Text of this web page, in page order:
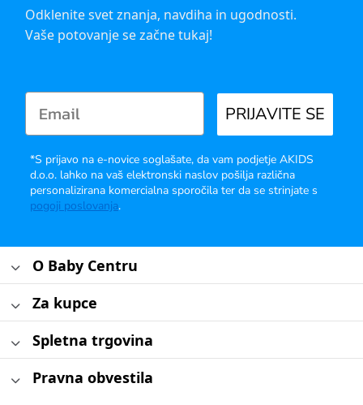
Odklenite svet znanja, navdiha in ugodnosti.
Vaše potovanje se začne tukaj!
PRIJAVITE SE
*S prijavo na e-novice soglašate, da vam podjetje AKIDS
d.o.o. lahko na vaš elektronski naslov pošilja različna
personalizirana komercialna sporočila ter da se strinjate s
pogoji poslovanja.
O Baby Centru
Za kupce
Spletna trgovina
Pravna obvestila